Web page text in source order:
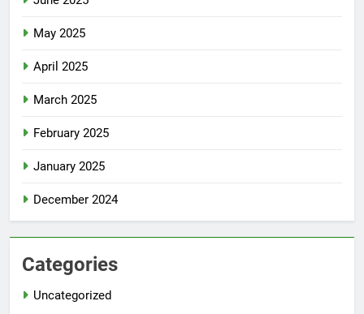
May 2025
April 2025
March 2025
February 2025
January 2025
December 2024
Categories
Uncategorized